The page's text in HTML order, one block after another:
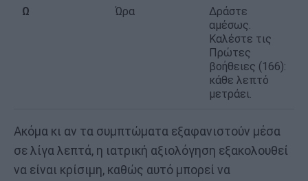
Ω Ώρα
Δράστε
αμέσως.
Καλέστε τις
Πρώτες
βοήθειες (166):
κάθε λεπτό
μετράει.
Ακόμα κι αν τα συμπτώματα εξαφανιστούν μέσα
σε λίγα λεπτά, η ιατρική αξιολόγηση εξακολουθεί
να είναι κρίσιμη, καθώς αυτό μπορεί να